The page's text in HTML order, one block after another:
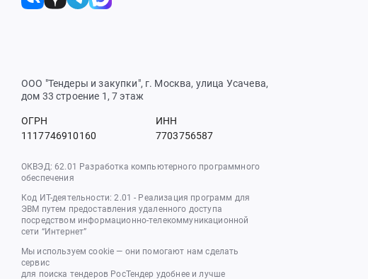
ООО "Тендеры и закупки", г. Москва, улица Усачева,
дом 33 строение 1, 7 этаж
ОГРН
1117746910160
ИНН
7703756587
ОКВЭД: 62.01 Разработка компьютерного программного
обеспечения
Код ИТ-деятельности: 2.01 - Реализация программ для
ЭВМ путем предоставления удаленного доступа
посредством информационно-телекоммуникационной
сети “Интернет”
Мы используем cookie — они помогают нам сделать
сервис
для поиска тендеров РосТендер удобнее и лучше